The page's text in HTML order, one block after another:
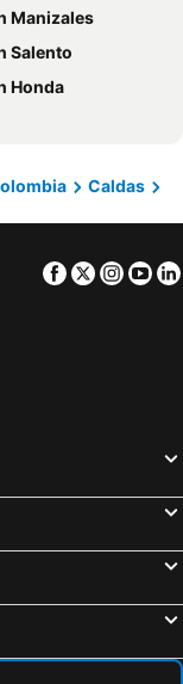
Manizales
Salento
Honda
Caldas
Facebook
Twitter